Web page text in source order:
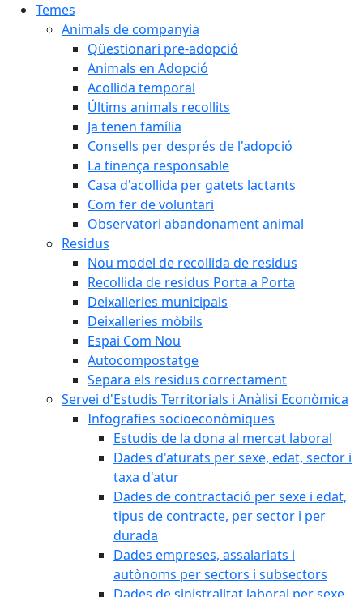
Temes
Animals de companyia
Qüestionari pre-adopció
Animals en Adopció
Acollida temporal
Últims animals recollits
Ja tenen família
Consells per després de l'adopció
La tinença responsable
Casa d'acollida per gatets lactants
Com fer de voluntari
Observatori abandonament animal
Residus
Nou model de recollida de residus
Recollida de residus Porta a Porta
Deixalleries municipals
Deixalleries mòbils
Espai Com Nou
Autocompostatge
Separa els residus correctament
Servei d'Estudis Territorials i Anàlisi Econòmica
Infografies socioeconòmiques
Estudis de la dona al mercat laboral
Dades d'aturats per sexe, edat, sector i
taxa d'atur
Dades de contractació per sexe i edat,
tipus de contracte, per sector i per
durada
Dades empreses, assalariats i
autònoms per sectors i subsectors